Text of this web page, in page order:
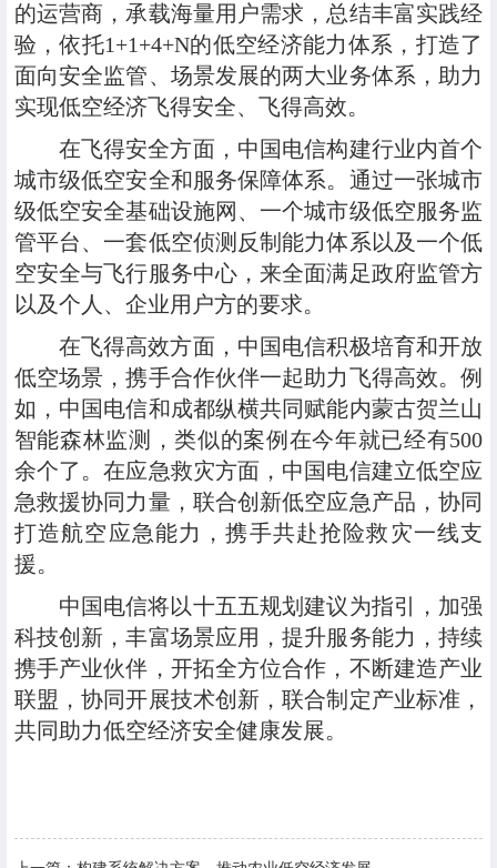
的运营商，承载海量用户需求，总结丰富实践经
验，依托1+1+4+N的低空经济能力体系，打造了
面向安全监管、场景发展的两大业务体系，助力
实现低空经济飞得安全、飞得高效。
在飞得安全方面，中国电信构建行业内首个
城市级低空安全和服务保障体系。通过一张城市
级低空安全基础设施网、一个城市级低空服务监
管平台、一套低空侦测反制能力体系以及一个低
空安全与飞行服务中心，来全面满足政府监管方
以及个人、企业用户方的要求。
在飞得高效方面，中国电信积极培育和开放
低空场景，携手合作伙伴一起助力飞得高效。例
如，中国电信和成都纵横共同赋能内蒙古贺兰山
智能森林监测，类似的案例在今年就已经有500
余个了。在应急救灾方面，中国电信建立低空应
急救援协同力量，联合创新低空应急产品，协同
打造航空应急能力，携手共赴抢险救灾一线支
援。
中国电信将以十五五规划建议为指引，加强
科技创新，丰富场景应用，提升服务能力，持续
携手产业伙伴，开拓全方位合作，不断建造产业
联盟，协同开展技术创新，联合制定产业标准，
共同助力低空经济安全健康发展。